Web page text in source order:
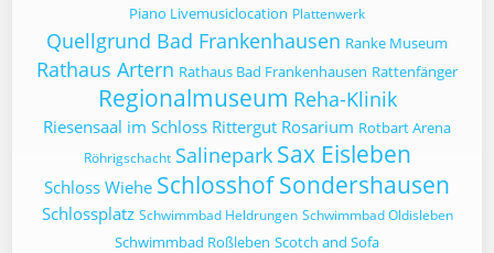
Piano Livemusiclocation Plattenwerk
Quellgrund Bad Frankenhausen Ranke Museum
Rathaus Artern Rathaus Bad Frankenhausen Rattenfänger
Regionalmuseum Reha-Klinik
Riesensaal im Schloss Rittergut Rosarium Rotbart Arena
Röhrigschacht Salinepark Sax Eisleben
Schloss Wiehe Schlosshof Sondershausen
Schlossplatz Schwimmbad Heldrungen Schwimmbad Oldisleben
Schwimmbad Roßleben Scotch and Sofa